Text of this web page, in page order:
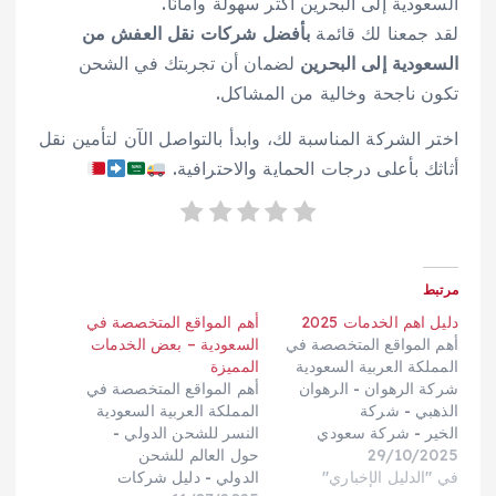
لقد جمعنا لك قائمة بأفضل شركات نقل العفش من
السعودية إلى البحرين لضمان أن تجربتك في الشحن
تكون ناجحة وخالية من المشاكل.
اختر الشركة المناسبة لك، وابدأ بالتواصل الآن لتأمين نقل
أثاثك بأعلى درجات الحماية والاحترافية.
مرتبط
دليل اهم الخدمات 2025
أهم المواقع المتخصصة في
المملكة العربية السعودية
شركة الرهوان - الرهوان
الذهبي - شركة
الخير - شركة سعودي
كارجو - مؤسسة
السريع - شركة الخليج
29/10/2025
في "الدليل الإخباري"
أهم المواقع المتخصصة في
السعودية – بعض الخدمات
المميزة
أهم المواقع المتخصصة في
المملكة العربية السعودية
النسر للشحن الدولي -
حول العالم للشحن
الدولي - دليل شركات